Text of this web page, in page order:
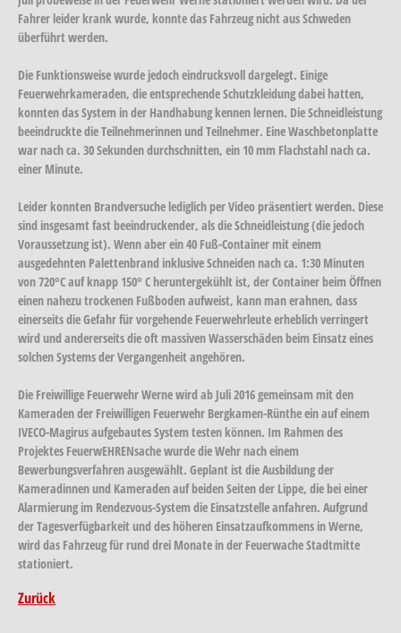
Fahrer leider krank wurde, konnte das Fahrzeug nicht aus Schweden
überführt werden.
Die Funktionsweise wurde jedoch eindrucksvoll dargelegt. Einige
Feuerwehrkameraden, die entsprechende Schutzkleidung dabei hatten,
konnten das System in der Handhabung kennen lernen. Die Schneidleistung
beeindruckte die Teilnehmerinnen und Teilnehmer. Eine Waschbetonplatte
war nach ca. 30 Sekunden durchschnitten, ein 10 mm Flachstahl nach ca.
einer Minute.
Leider konnten Brandversuche lediglich per Video präsentiert werden. Diese
sind insgesamt fast beeindruckender, als die Schneidleistung (die jedoch
Voraussetzung ist). Wenn aber ein 40 Fuß-Container mit einem
ausgedehnten Palettenbrand inklusive Schneiden nach ca. 1:30 Minuten
von 720°C auf knapp 150° C heruntergekühlt ist, der Container beim Öffnen
einen nahezu trockenen Fußboden aufweist, kann man erahnen, dass
einerseits die Gefahr für vorgehende Feuerwehrleute erheblich verringert
wird und andererseits die oft massiven Wasserschäden beim Einsatz eines
solchen Systems der Vergangenheit angehören.
Die Freiwillige Feuerwehr Werne wird ab Juli 2016 gemeinsam mit den
Kameraden der Freiwilligen Feuerwehr Bergkamen-Rünthe ein auf einem
IVECO-Magirus aufgebautes System testen können. Im Rahmen des
Projektes FeuerwEHRENsache wurde die Wehr nach einem
Bewerbungsverfahren ausgewählt. Geplant ist die Ausbildung der
Kameradinnen und Kameraden auf beiden Seiten der Lippe, die bei einer
Alarmierung im Rendezvous-System die Einsatzstelle anfahren. Aufgrund
der Tagesverfügbarkeit und des höheren Einsatzaufkommens in Werne,
wird das Fahrzeug für rund drei Monate in der Feuerwache Stadtmitte
stationiert.
Zurück